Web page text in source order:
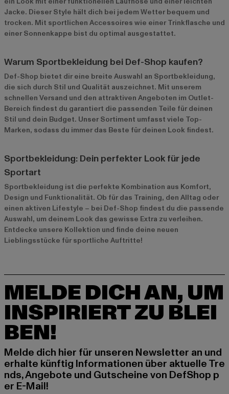
Jacke. Dieser Style hält dich bei jedem Wetter bequem und
trocken. Mit sportlichen Accessoires wie einer Trinkflasche und
einer Sonnenkappe bist du optimal ausgestattet.
Warum Sportbekleidung bei Def-Shop kaufen?
Def-Shop bietet dir eine breite Auswahl an Sportbekleidung,
die sich durch Stil und Qualität auszeichnet. Mit unserem
schnellen Versand und den attraktiven Angeboten im Outlet-
Bereich findest du garantiert die passenden Teile für deinen
Stil und dein Budget. Unser Sortiment umfasst viele Top-
Marken, sodass du immer das Beste für deinen Look findest.
Sportbekleidung: Dein perfekter Look für jede
Sportart
Sportbekleidung ist die perfekte Kombination aus Komfort,
Design und Funktionalität. Ob für das Training, den Alltag oder
einen aktiven Lifestyle – bei Def-Shop findest du die passende
Auswahl, um deinem Look das gewisse Extra zu verleihen.
Entdecke unsere Kollektion und finde deine neuen
Lieblingsstücke für sportliche Auftritte!
MELDE DICH AN, UM
INSPIRIERT ZU BLEI
BEN!
Melde dich hier für unseren Newsletter an und
erhalte künftig Informationen über aktuelle Tre
nds, Angebote und Gutscheine von DefShop p
er E-Mail!